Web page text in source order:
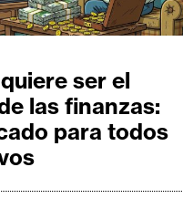
ser el
las finanzas:
para todos